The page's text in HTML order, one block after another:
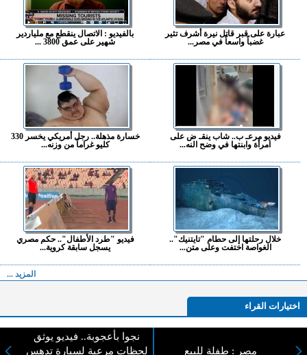
عبارة على قبر قاتل نيرة أشرف تثير
غضباً واسعاً في مصر...
بالفيديو : الاتصال ينقطع مع ملياردير
شهير على عمق 3800 ...
فيديو مرعـ ب.. شاب ينقـ ض على
امرأة وابنتها في وضح النه...
خسارة مذهلة.. رجل أمريكي يخسر 330
كليو غراماً من وزنه...
خلال رحلتها إلى حطام "تايتنيك"..
الغواصة اختفت وعلى متن...
فيديو "طرد الأطفال".. حكم مصري
يسجل سابقة كروية...
المزيد ...
اختيارات القراء
مصر : طفلة للبيع
نجوا بأعجوبة.. فيديو يوثق
لحظات مرعبة لسيارة تدهس